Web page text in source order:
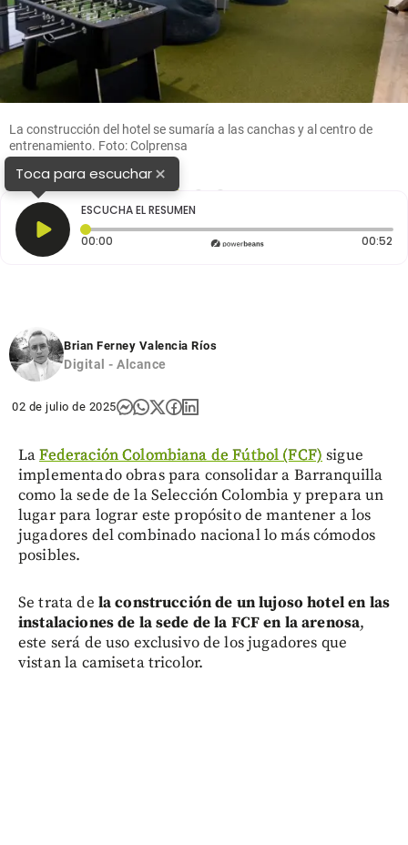
La construcción del hotel se sumaría a las canchas y al centro de
entrenamiento. Foto: Colprensa
Toca para escuchar×
ESCUCHA EL RESUMEN
00:00 Tiempo transcurrido: 0 segundos 00:52
Brian Ferney Valencia Ríos
Digital - Alcance
02 de julio de 2025
LaFederación Colombiana de Fútbol (FCF) sigue
implementado obras para consolidar a Barranquilla
como la sede de la Selección Colombia y prepara un
lugar para lograr este propósito de mantener a los
jugadores del combinado nacional lo más cómodos
posibles.
Se trata de la construcción de un lujoso hotel en las
instalaciones de la sede de la FCF en la arenosa,
este será de uso exclusivo de los jugadores que
vistan la camiseta tricolor.